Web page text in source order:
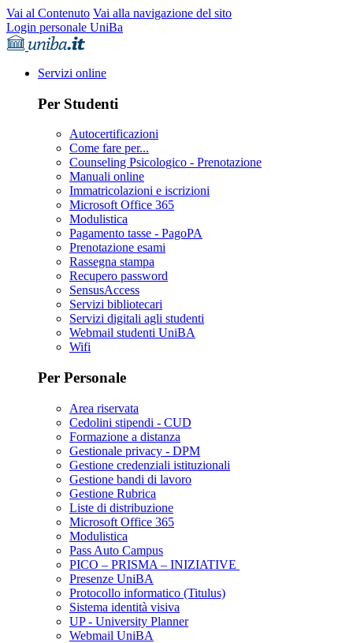
Vai al Contenuto Vai alla navigazione del sito
Login personale UniBa
Servizi online
Per Studenti
Autocertificazioni
Come fare per...
Counseling Psicologico - Prenotazione
Manuali online
Immatricolazioni e iscrizioni
Microsoft Office 365
Modulistica
Pagamento tasse - PagoPA
Prenotazione esami
Rassegna stampa
Recupero password
SensusAccess
Servizi bibliotecari
Servizi digitali agli studenti
Webmail studenti UniBA
Wifi
Per Personale
Area riservata
Cedolini stipendi - CUD
Formazione a distanza
Gestionale privacy - DPM
Gestione credenziali istituzionali
Gestione bandi di lavoro
Gestione Rubrica
Liste di distribuzione
Microsoft Office 365
Modulistica
Pass Auto Campus
PICO – PRISMA – INIZIATIVE
Presenze UniBA
Protocollo informatico (Titulus)
Sistema identità visiva
UP - University Planner
Webmail UniBA